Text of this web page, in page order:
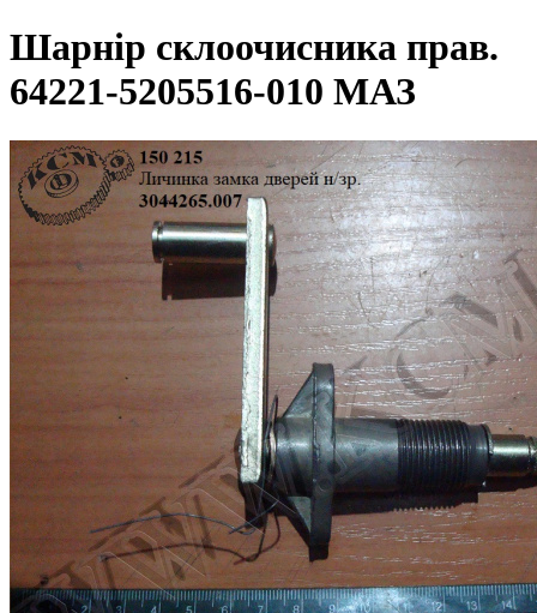
Шарнір склоочисника прав.
64221-5205516-010 МАЗ